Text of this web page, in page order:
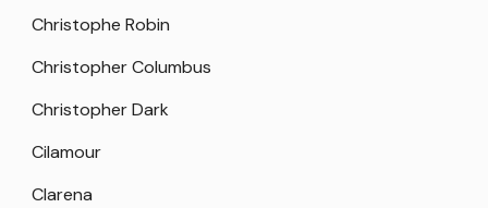
Christophe Robin
Christopher Columbus
Christopher Dark
Cilamour
Clarena